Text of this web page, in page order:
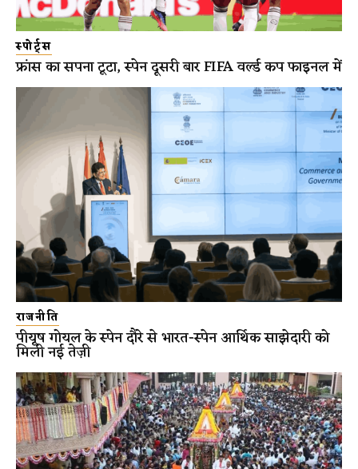
स्पोर्ट्स
फ्रांस का सपना टूटा, स्पेन दूसरी बार FIFA वर्ल्ड कप फाइनल में
राजनीति
पीयूष गोयल के स्पेन दौरे से भारत-स्पेन आर्थिक साझेदारी को
मिली नई तेज़ी